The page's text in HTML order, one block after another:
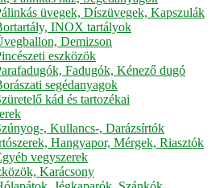
üvegek, Díszüvegek, Kapszulák
INOX tartályok
Demizson
eszközök
Fadugók, Kénező dugó
segédanyagok
kád és tartozékai
, Kullancs-, Darázsírtók
Hangyapor, Mérgek, Riasztók
vegyszerek
Karácsony